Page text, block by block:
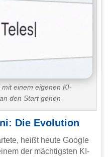
mit einem eigenen KI-
den Start gehen
Die Evolution
heißt heute Google
der mächtigsten KI-